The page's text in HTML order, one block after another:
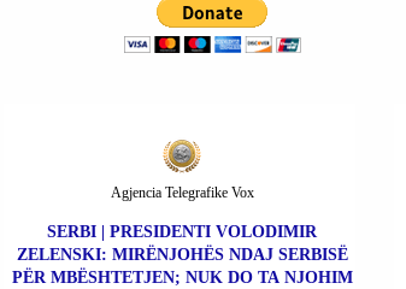
SERBI | PRESIDENTI VOLODIMIR
ZELENSKI: MIRËNJOHËS NDAJ SERBISË
PËR MBËSHTETJEN; NUK DO TA NJOHIM
Agjencia Telegrafike Vox